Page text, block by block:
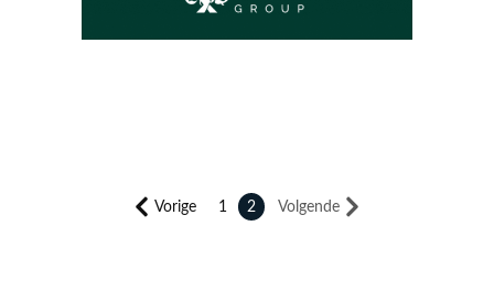
OEGANDA
ONTBOSSING
OVERHEID
PAKISTAN
SPANJE
SRI LANKA TAIWAN
TANZANIA
Vorige 1 2 Volgende